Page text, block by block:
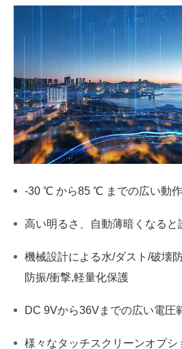
-30 ℃ から85 ℃ までの広い動
高い明るさ、自動薄暗くなると
機械設計による水/ダスト/破壊
防振/衝撃,軽量化保護
DC 9Vから36Vまでの広い電圧
様々なタッチスクリーンオプシ